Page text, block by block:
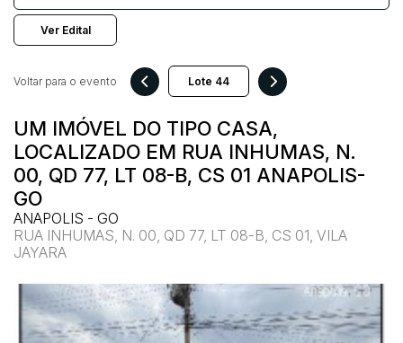
Ver Edital
UM IMÓVEL DO TIPO CASA,
LOCALIZADO EM RUA INHUMAS, N.
00, QD 77, LT 08-B, CS 01 ANAPOLIS-
GO
ANAPOLIS - GO
RUA INHUMAS, N. 00, QD 77, LT 08-B, CS 01, VILA
JAYARA
Voltar para o evento